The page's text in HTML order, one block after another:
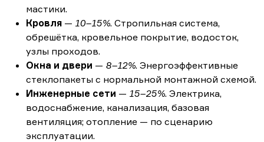
мастики.
Кровля — 10–15%. Стропильная система,
обрешётка, кровельное покрытие, водосток,
узлы проходов.
Окна и двери — 8–12%. Энергоэффективные
стеклопакеты с нормальной монтажной схемой.
Инженерные сети — 15–25%. Электрика,
водоснабжение, канализация, базовая
вентиляция; отопление — по сценарию
эксплуатации.